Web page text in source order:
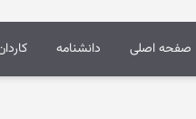
صفحه اصلی دانشنامه